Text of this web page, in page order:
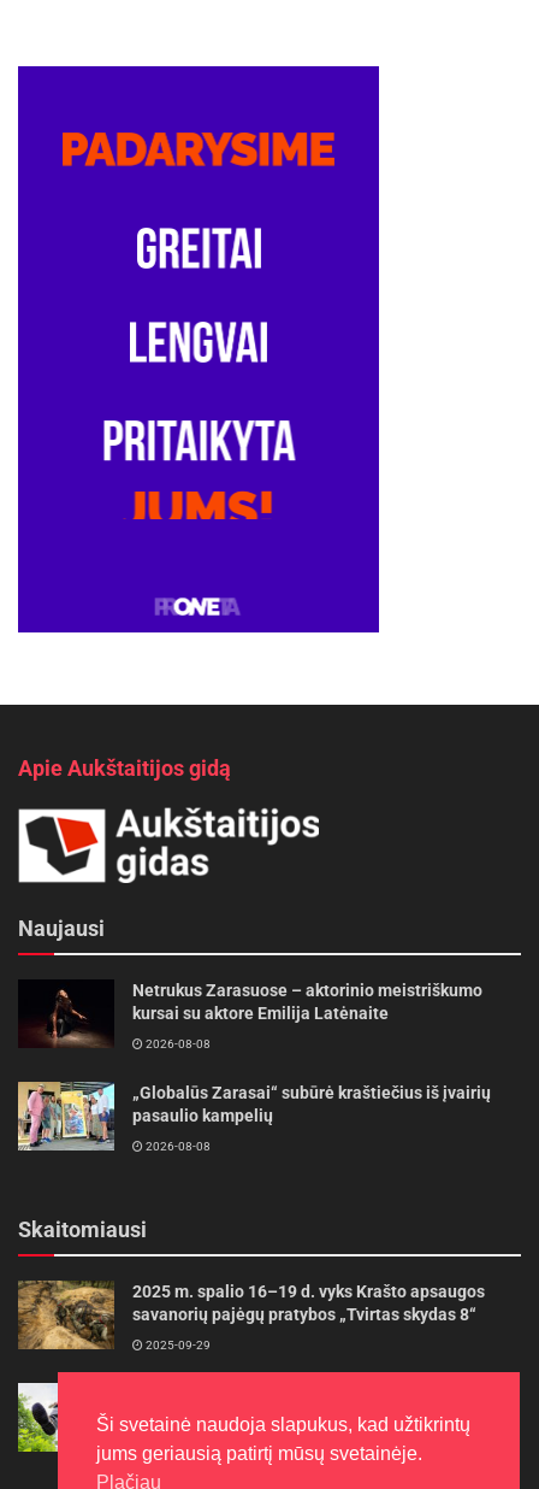
Apie Aukštaitijos gidą
Naujausi
Netrukus Zarasuose – aktorinio meistriškumo
kursai su aktore Emilija Latėnaite
2026-08-08
„Globalūs Zarasai“ subūrė kraštiečius iš įvairių
pasaulio kampelių
2026-08-08
Skaitomiausi
2025 m. spalio 16–19 d. vyks Krašto apsaugos
savanorių pajėgų pratybos „Tvirtas skydas 8“
2025-09-29
ilgiau
2022-06-27
Ši svetainė naudoja slapukus, kad užtikrintų
jums geriausią patirtį mūsų svetainėje.
Plačiau